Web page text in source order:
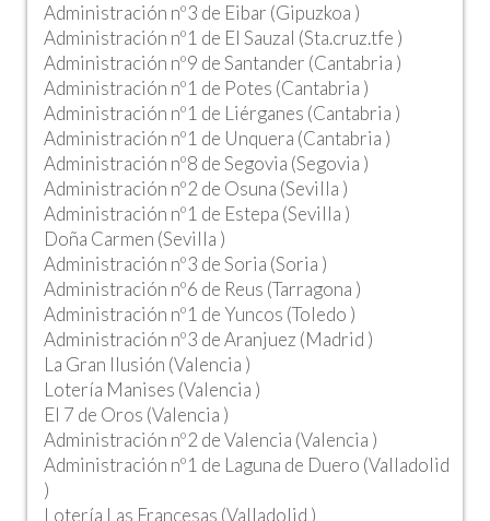
Administración nº3 de Eibar (Gipuzkoa )
Administración nº1 de El Sauzal (Sta.cruz.tfe )
Administración nº9 de Santander (Cantabria )
Administración nº1 de Potes (Cantabria )
Administración nº1 de Liérganes (Cantabria )
Administración nº1 de Unquera (Cantabria )
Administración nº8 de Segovia (Segovia )
Administración nº2 de Osuna (Sevilla )
Administración nº1 de Estepa (Sevilla )
Doña Carmen (Sevilla )
Administración nº3 de Soria (Soria )
Administración nº6 de Reus (Tarragona )
Administración nº1 de Yuncos (Toledo )
Administración nº3 de Aranjuez (Madrid )
La Gran Ilusión (Valencia )
Lotería Manises (Valencia )
El 7 de Oros (Valencia )
Administración nº2 de Valencia (Valencia )
Administración nº1 de Laguna de Duero (Valladolid
)
Lotería Las Francesas (Valladolid )